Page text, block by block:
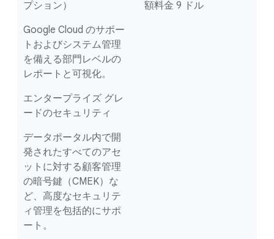
プション）
Google Cloud のサポー
トおよびシステム管理
を備える部門レベルの
レポートと可視化。
エンタープライズ グレ
ードのセキュリティ
データポータル内で開
発されたすべてのアセ
ットに対する顧客管理
の暗号鍵（CMEK）な
ど、高度なセキュリテ
ィ管理を包括的にサポ
ート。
額料金 9 ドル